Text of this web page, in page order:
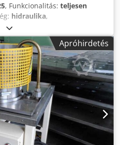
, Funkcionalitás: teljesen
hidraulika,
Dwedpfxov A T Tqj Actja Új
víz 2 L/perc Gyártói garancia
Gyártó országa/régiója -
Teljesítmény: 2,5 kW
szőnyegmosó gép A
képest - nem sérti meg a
tisztítja a textil és gumi
szőnyegeket akár 20 mm
szőnyegeket is. A miénk
Fúvórendszer Víztisztítás
fűtőrendszerrel
Apróhirdetés